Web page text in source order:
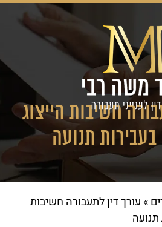
חשיבות הייצוג
תנועה
» עורך דין לתעבורה חשיבות